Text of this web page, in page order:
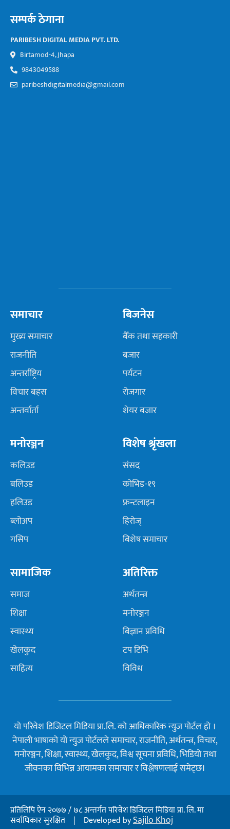
सम्पर्क ठेगाना
PARIBESH DIGITAL MEDIA PVT. LTD.
Birtamod-4, Jhapa
9843049588
paribeshdigitalmedia@gmail.com
समाचार
मुख्य समाचार
राजनीति
अन्तर्राष्ट्रिय
विचार बहस
अन्तर्वार्ता
बिजनेस
बैँक तथा सहकारी
बजार
पर्यटन
रोजगार
शेयर बजार
मनोरञ्जन
कलिउड
बलिउड
हलिउड
ब्लोअप
गसिप
विशेष श्रृंखला
संसद
कोभिड-१९
फ्रन्टलाइन
हिरोज्
बिशेष समाचार
सामाजिक
समाज
शिक्षा
स्वास्थ्य
खेलकुद
साहित्य
अतिरिक्त
अर्थतन्त्र
मनोरञ्जन
बिज्ञान प्रविधि
टप टिभि
विविध
यो परिवेश डिजिटल मिडिया प्रा.लि. को आधिकारिक न्युज पोर्टल हो ।
नेपाली भाषाको यो न्युज पोर्टलले समाचार, राजनीति, अर्थतन्त्र, विचार,
मनोरञ्जन, शिक्षा, स्वास्थ्य, खेलकुद, विश्व सूचना प्रविधि, भिडियो तथा
जीवनका विभिन्न आयामका समाचार र विश्लेषणलाई समेट्छ।
प्रतिलिपि ऐन २०७७ / ७८ अन्तर्गत परिवेश डिजिटल मिडिया प्रा. लि. मा
सर्वाधिकार सुरक्षित | Developed bySajilo Khoj